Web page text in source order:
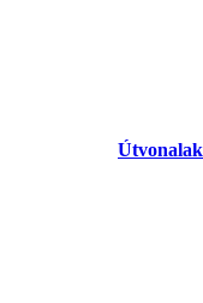
Útvonalak